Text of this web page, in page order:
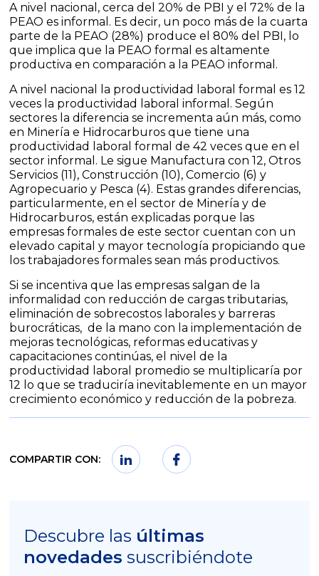
A nivel nacional, cerca del 20% de PBI y el 72% de la
PEAO es informal. Es decir, un poco más de la cuarta
parte de la PEAO (28%) produce el 80% del PBI, lo
que implica que la PEAO formal es altamente
productiva en comparación a la PEAO informal.
A nivel nacional la productividad laboral formal es 12
veces la productividad laboral informal. Según
sectores la diferencia se incrementa aún más, como
en Minería e Hidrocarburos que tiene una
productividad laboral formal de 42 veces que en el
sector informal. Le sigue Manufactura con 12, Otros
Servicios (11), Construcción (10), Comercio (6) y
Agropecuario y Pesca (4). Estas grandes diferencias,
particularmente, en el sector de Minería y de
Hidrocarburos, están explicadas porque las
empresas formales de este sector cuentan con un
elevado capital y mayor tecnología propiciando que
los trabajadores formales sean más productivos.
Si se incentiva que las empresas salgan de la
informalidad con reducción de cargas tributarias,
eliminación de sobrecostos laborales y barreras
burocráticas, de la mano con la implementación de
mejoras tecnológicas, reformas educativas y
capacitaciones continúas, el nivel de la
productividad laboral promedio se multiplicaría por
12 lo que se traduciría inevitablemente en un mayor
crecimiento económico y reducción de la pobreza.
COMPARTIR CON:
Descubre las últimas
novedades suscribiéndote